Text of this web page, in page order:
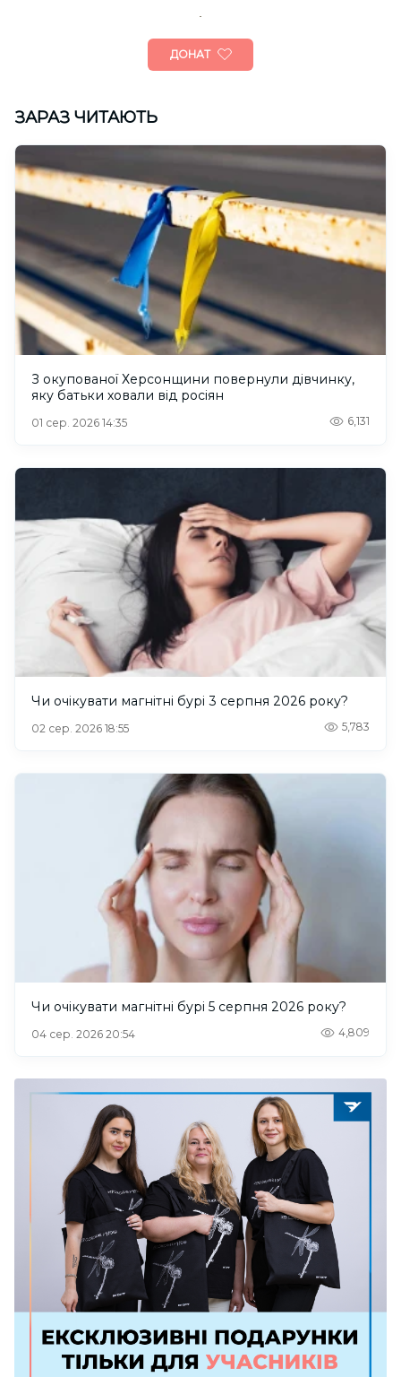
ДОНАТ
ЗАРАЗ ЧИТАЮТЬ
З окупованої Херсонщини повернули дівчинку,
яку батьки ховали від росіян
01 сер. 2026 14:35 6,131
Чи очікувати магнітні бурі 3 серпня 2026 року?
02 сер. 2026 18:55 5,783
Чи очікувати магнітні бурі 5 серпня 2026 року?
04 сер. 2026 20:54 4,809